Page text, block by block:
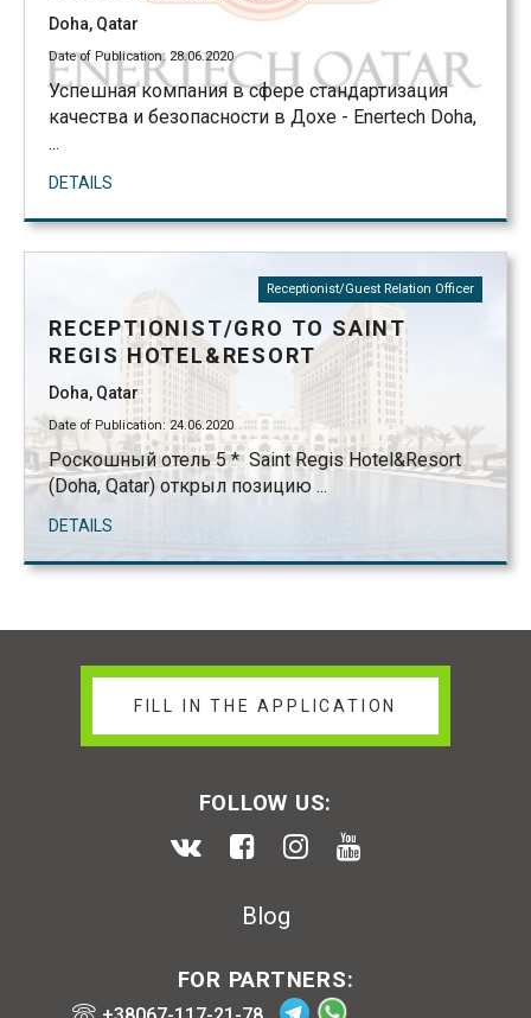
Doha, Qatar
Date of Publication: 28.06.2020
Успешная компания в сфере стандартизация
качества и безопасности в Дохе - Enertech Doha,
...
DETAILS
Receptionist/Guest Relation Officer
RECEPTIONIST/GRO TO SAINT
REGIS HOTEL&RESORT
Doha, Qatar
Date of Publication: 24.06.2020
Роскошный отель 5 * Saint Regis Hotel&Resort
(Doha, Qatar) открыл позицию ...
DETAILS
FILL IN THE APPLICATION
FOLLOW US:
Blog
FOR PARTNERS: